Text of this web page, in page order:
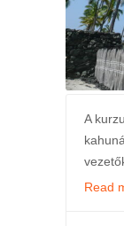
A
Read